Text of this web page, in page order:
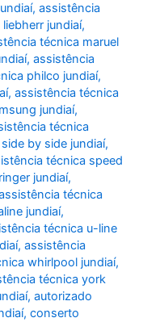
,assistência
jundiaí,
técnica maruel
,assistência
philco jundiaí,
,assistência técnica
jundiaí,
técnica
by side jundiaí,
técnica speed
jundiaí,
técnica
jundiaí,
técnica u-line
,assistência
whirlpool jundiaí,
técnica york
,autorizado
,conserto